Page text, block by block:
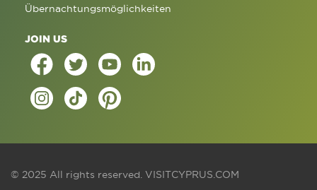
Übernachtungsmöglichkeiten
JOIN US
© 2025 All rights reserved. VISITCYPRUS.COM